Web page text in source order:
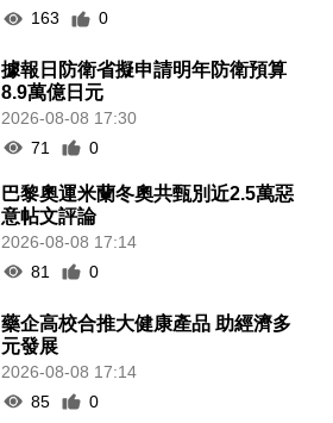
163
0
據報日防衛省擬申請明年防衛預算
8.9萬億日元
2026-08-08 17:30
71
0
巴黎奧運米蘭冬奧共甄別近2.5萬惡
意帖文評論
2026-08-08 17:14
81
0
藥企高校合推大健康產品 助經濟多
元發展
2026-08-08 17:14
85
0